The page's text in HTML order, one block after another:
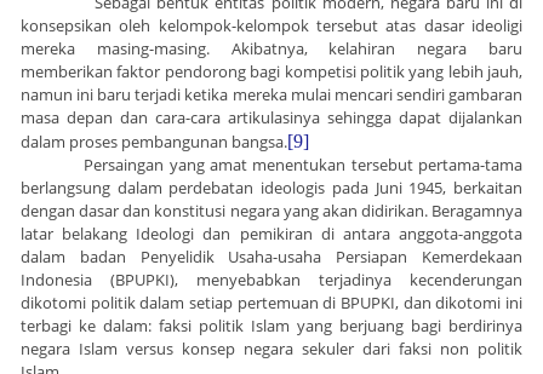
konsepsikan oleh kelompok-kelompok tersebut atas dasar ideoligi
mereka masing-masing. Akibatnya, kelahiran negara baru
memberikan faktor pendorong bagi kompetisi politik yang lebih jauh,
namun ini baru terjadi ketika mereka mulai mencari sendiri gambaran
masa depan dan cara-cara artikulasinya sehingga dapat dijalankan
dalam proses pembangunan bangsa.[9]
Persaingan yang amat menentukan tersebut pertama-tama
berlangsung dalam perdebatan ideologis pada Juni 1945, berkaitan
dengan dasar dan konstitusi negara yang akan didirikan. Beragamnya
latar belakang Ideologi dan pemikiran di antara anggota-anggota
dalam badan Penyelidik Usaha-usaha Persiapan Kemerdekaan
Indonesia (BPUPKI), menyebabkan terjadinya kecenderungan
dikotomi politik dalam setiap pertemuan di BPUPKI, dan dikotomi ini
terbagi ke dalam: faksi politik Islam yang berjuang bagi berdirinya
negara Islam versus konsep negara sekuler dari faksi non politik